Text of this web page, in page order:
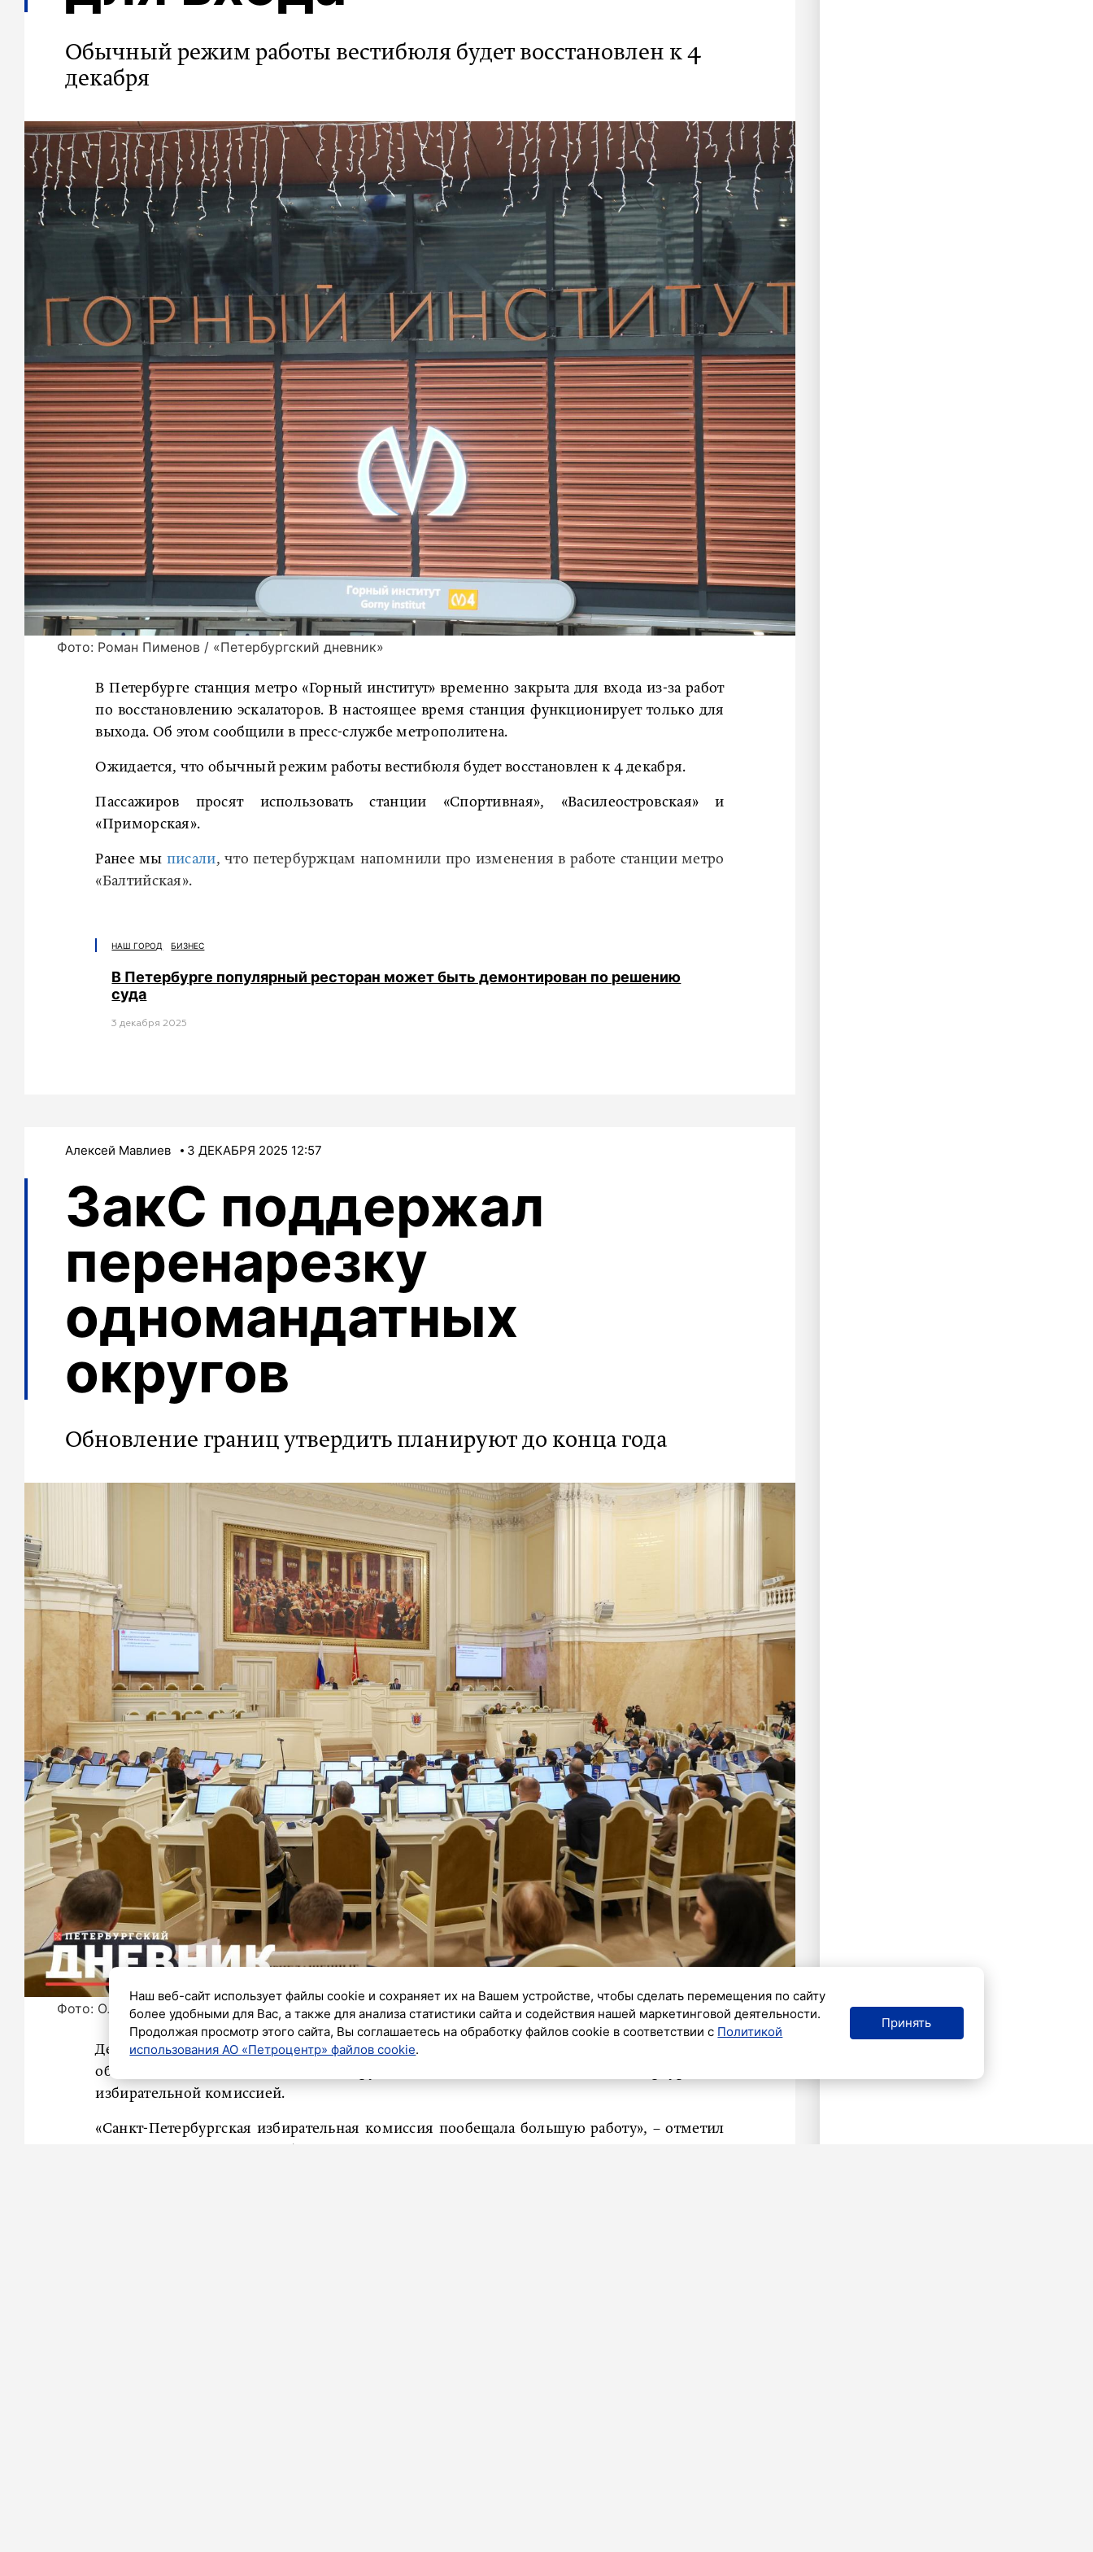
Обычный режим работы вестибюля будет восстановлен к 4
декабря
Фото: Роман Пименов / «Петербургский дневник»
В Петербурге станция метро «Горный институт» временно закрыта для входа из-за работ
по восстановлению эскалаторов. В настоящее время станция функционирует только для
выхода. Об этом сообщили в пресс-службе метрополитена.
Ожидается, что обычный режим работы вестибюля будет восстановлен к 4 декабря.
Пассажиров просят использовать станции «Спортивная», «Василеостровская» и
«Приморская».
Ранее мы писали, что петербуржцам напомнили про изменения в работе станции метро
«Балтийская».
НАШ ГОРОД БИЗНЕС
В Петербурге популярный ресторан может быть демонтирован по решению
суда
3 декабря 2025
Алексей Мавлиев 3 ДЕКАБРЯ 2025 12:57
ЗакС поддержал
перенарезку
одномандатных
округов
Обновление границ утвердить планируют до конца года
Фото: Олег Золото / «Петербургский дневник»
Депутаты ЗакСа на заседании в среду, 3 декабря, приняли в первом чтении проект
обновления
избирательной комиссией.
«Санкт-Петербургская избирательная комиссия пообещала большую работу», – отметил
Наш веб-сайт использует файлы cookie и сохраняет их на Вашем устройстве, чтобы сделать перемещения по сайту
более удобными для Вас, а также для анализа статистики сайта и содействия нашей маркетинговой деятельности.
Продолжая просмотр этого сайта, Вы соглашаетесь на обработку файлов cookie в соответствии с Политикой
использования АО «Петроцентр» файлов cookie.
Принять